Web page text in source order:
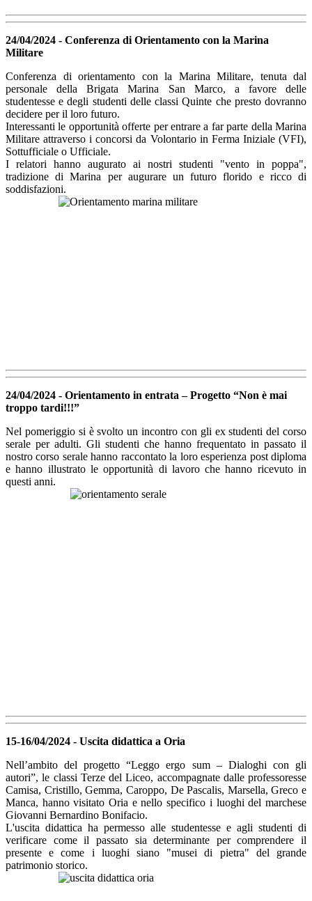
24/04/2024 - Conferenza di Orientamento con la Marina
Militare
Conferenza di orientamento con la Marina Militare, tenuta dal
personale dellaBrigata Marina San Marco, a favore delle
studentesse e degli studenti delle classi Quinte che presto dovranno
decidere per il loro futuro.
Interessanti le opportunità offerte per entrare a far parte della Marina
Militareattraverso i concorsi da Volontario in Ferma Iniziale (VFI),
Sottufficiale o Ufficiale.
I relatori hanno augurato ai nostri studenti "vento in poppa",
tradizione di Marina per augurare un futuro florido e ricco di
soddisfazioni.
24/04/2024 - Orientamento in entrata – Progetto “Non è mai
troppo tardi!!!”
Nel pomeriggio si è svolto un incontro con gli ex studenti del corso
serale per adulti. Gli studenti che hanno frequentato in passato il
nostro corso serale hanno raccontato la loro esperienza post diploma
e hanno illustrato le opportunità di lavoro che hanno ricevuto in
questi anni.
15-16/04/2024 - Uscita didattica a Oria
Nell’ambito del progetto “Leggo ergo sum – Dialoghi con gli
autori”, le classi Terze del Liceo, accompagnate dalle professoresse
Camisa, Cristillo, Gemma, Caroppo, De Pascalis, Marsella, Greco e
Manca, hanno visitato Oria e nello specifico i luoghi del marchese
Giovanni Bernardino Bonifacio.
L'uscita didattica ha permesso alle studentesse e agli studenti di
verificare come il passato sia determinante per comprendere il
presente e come i luoghi siano "musei di pietra" del grande
patrimonio storico.